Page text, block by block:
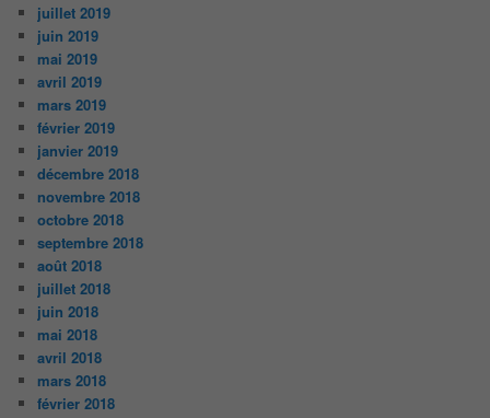
juillet 2019
juin 2019
mai 2019
avril 2019
mars 2019
février 2019
janvier 2019
décembre 2018
novembre 2018
octobre 2018
septembre 2018
août 2018
juillet 2018
juin 2018
mai 2018
avril 2018
mars 2018
février 2018